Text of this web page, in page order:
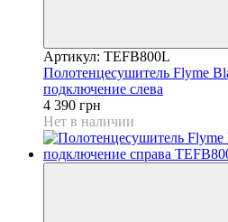
Артикул: TEFB800L
Полотенцесушитель Flyme
подключение слева
4 390 грн
Нет в наличии